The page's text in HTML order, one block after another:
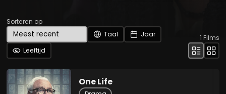
Sorteren op
Taal
Jaar
Leeftijd
1 Films
One Life